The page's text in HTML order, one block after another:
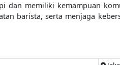
dan memiliki kemampuan
barista, serta menjaga